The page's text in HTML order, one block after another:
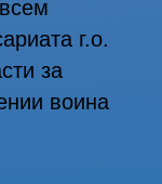
г.о.
за
воина